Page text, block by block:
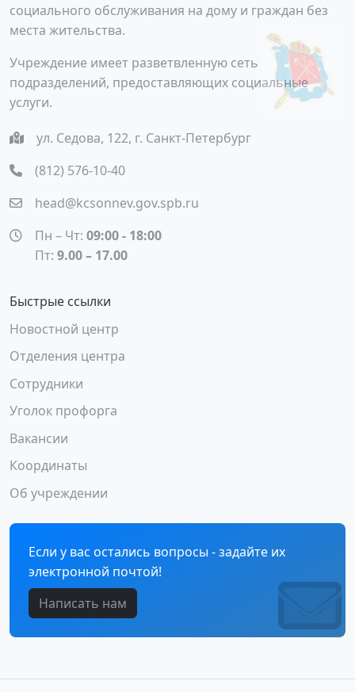
социального обслуживания на дому и граждан без
места жительства.
Учреждение имеет разветвленную сеть
подразделений, предоставляющих социальные
услуги.
ул. Седова, 122, г. Санкт-Петербург
(812) 576-10-40
head@kcsonnev.gov.spb.ru
Пн – Чт: 09:00 - 18:00
Пт: 9.00 – 17.00
Быстрые ссылки
Новостной центр
Отделения центра
Сотрудники
Уголок профорга
Вакансии
Координаты
Об учреждении
Если у вас остались вопросы - задайте их
электронной почтой!
Написать нам